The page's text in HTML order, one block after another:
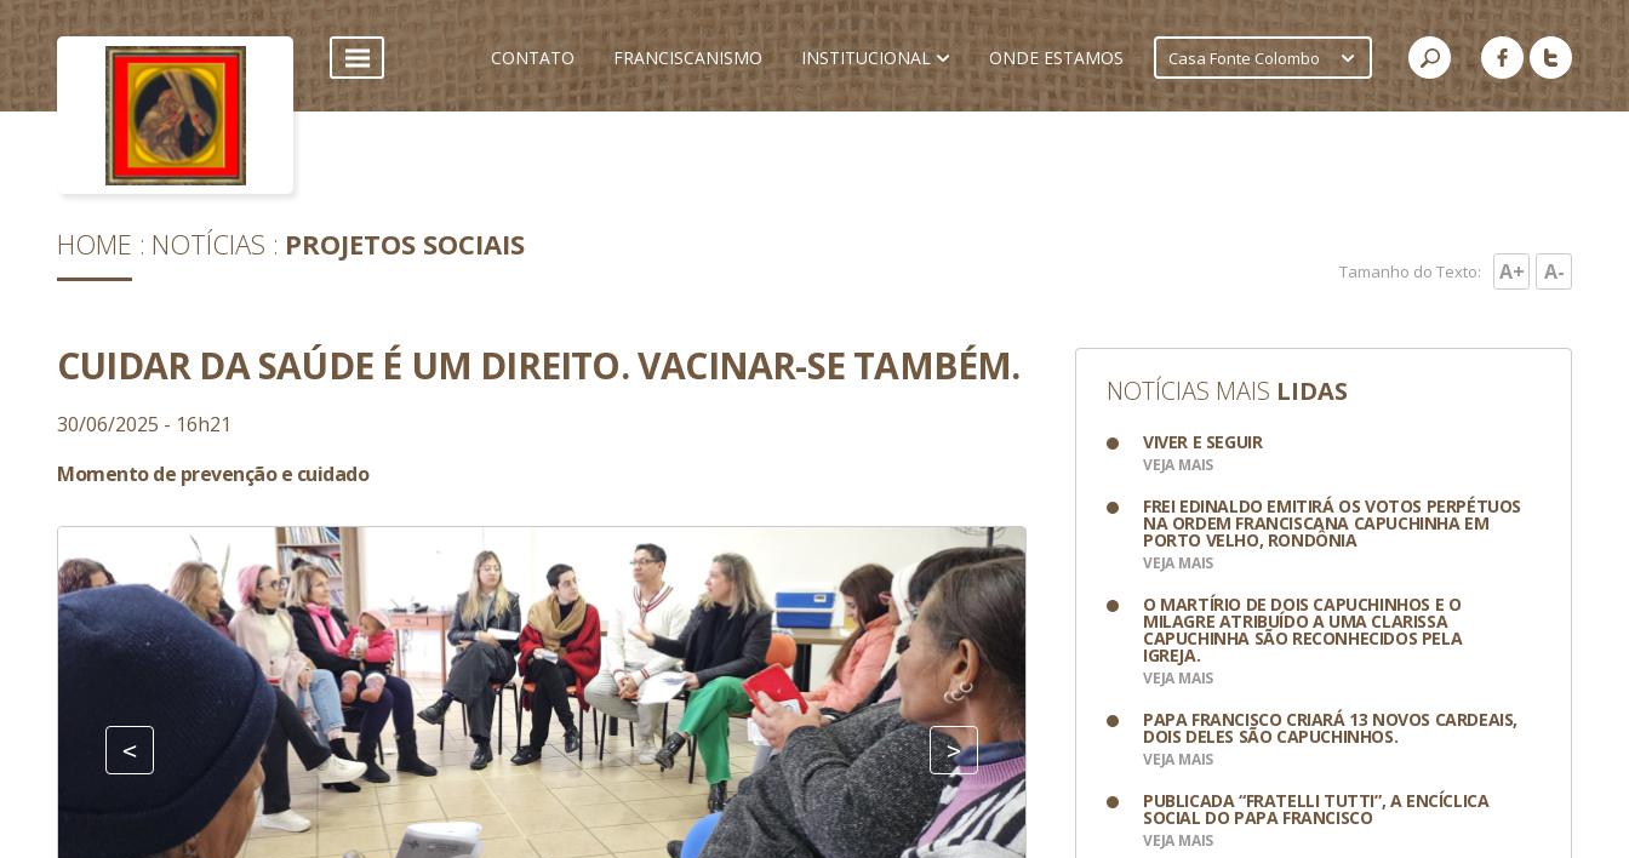
CONTATO FRANCISCANISMO INSTITUCIONAL ONDE ESTAMOS Casa Fonte Colombo
HOME NOTÍCIAS PROJETOS SOCIAIS
Tamanho do Texto: A+ A-
CUIDAR DA SAÚDE É UM DIREITO. VACINAR-SE TAMBÉM.
30/06/2025 - 16h21
Momento de prevenção e cuidado
NOTÍCIAS MAIS LIDAS
VIVER E SEGUIR
VEJA MAIS
FREI EDINALDO EMITIRÁ OS VOTOS PERPÉTUOS
NA ORDEM FRANCISCANA CAPUCHINHA EM
PORTO VELHO, RONDÔNIA
VEJA MAIS
O MARTÍRIO DE DOIS CAPUCHINHOS E O
MILAGRE ATRIBUÍDO A UMA CLARISSA
CAPUCHINHA SÃO RECONHECIDOS PELA
IGREJA.
VEJA MAIS
PAPA FRANCISCO CRIARÁ 13 NOVOS CARDEAIS,
DOIS DELES SÃO CAPUCHINHOS.
VEJA MAIS
PUBLICADA “FRATELLI TUTTI”, A ENCÍCLICA
SOCIAL DO PAPA FRANCISCO
VEJA MAIS